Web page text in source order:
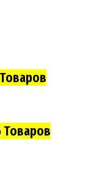
Товаров